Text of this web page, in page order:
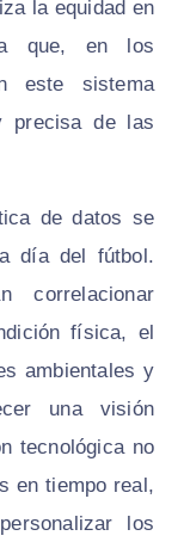
la equidad en
que, en los
este sistema
precisa de las
de datos se
día del fútbol.
correlacionar
física, el
ambientales y
una visión
tecnológica no
en tiempo real,
los